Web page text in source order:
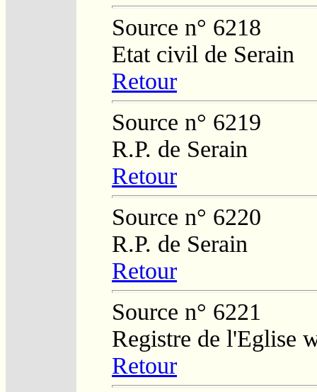
Source n° 6218
Etat civil de Serain
Retour
Source n° 6219
R.P. de Serain
Retour
Source n° 6220
R.P. de Serain
Retour
Source n° 6221
Registre de l'Eglise
Retour